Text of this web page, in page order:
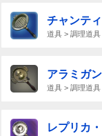
チャンテ
道具 > 調理道具
アラミガ
道具 > 調理道具
レプリカ